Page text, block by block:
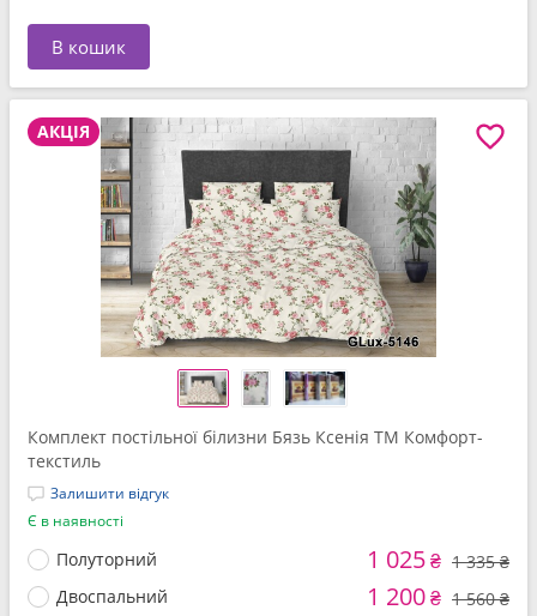
В кошик
АКЦІЯ
Комплект постільної білизни Бязь Ксенія ТМ Комфорт-
текстиль
Залишити відгук
Є в наявності
Полуторний 1 025₴ 1 335 ₴
Двоспальний
1 200₴ 1 560 ₴